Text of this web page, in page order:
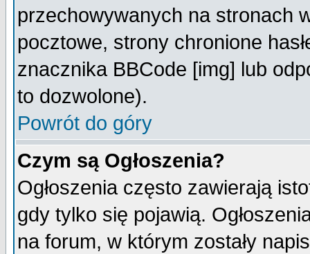
przechowywanych na stronach
pocztowe, strony chronione
znacznika BBCode [img] lub
to dozwolone).
Powrót do góry
Czym są Ogłoszenia?
Ogłoszenia często zawierają
gdy tylko się pojawią.
na forum, w którym zostały